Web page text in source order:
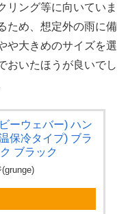
リング等に向いていま
ため、想定外の雨に備
や大きめのサイズを選
おいたほうが良いでし
ーウェバー) ハン
保冷タイプ) ブラ
ブラック